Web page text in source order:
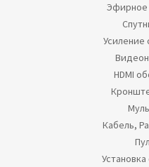
Эфирное
Усиление
HDMI
Кабель,